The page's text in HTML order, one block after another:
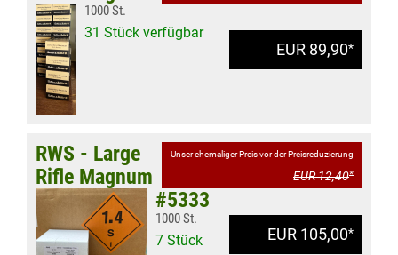
EUR 89,90*
1000 St.
31 Stück verfügbar
Unser ehemaliger Preis vor der Preisreduzierung
EUR 12,40*
EUR 105,00*
RWS - Large
Rifle Magnum
#5333
1000 St.
7 Stück